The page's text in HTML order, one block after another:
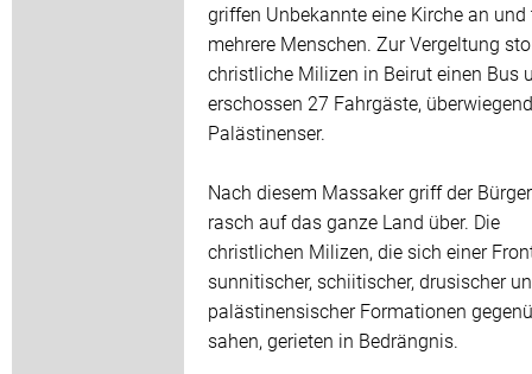
griffen Unbekannte eine Kirche an
mehrere Menschen. Zur Vergeltung
christliche Milizen in Beirut einen Bus
erschossen 27 Fahrgäste, überwiegend
Palästinenser.
Nach diesem Massaker griff der
rasch auf das ganze Land über. Die
christlichen Milizen, die sich einer
sunnitischer, schiitischer, drusischer
palästinensischer Formationen
sahen, gerieten in Bedrängnis.